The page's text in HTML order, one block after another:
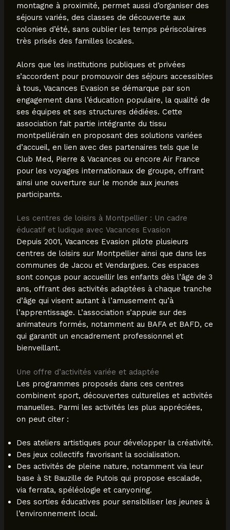
montagne à proximité, permet aussi d’organiser des
séjours variés, des classes de découverte aux
colonies d’été, sans oublier les temps périscolaires
très prisés des familles locales.
Alors que les institutions publiques et privées
s’accordent pour promouvoir des séjours accessibles
à tous, Vacances Evasion se démarque par son
engagement dans l’éducation populaire, la qualité de
ses équipes et ses structures dédiées. Cette
association fait partie intégrante du tissu
montpelliérain en proposant des solutions variées
d’accueil, en lien avec des partenaires tels que le
Club Med, Pierre & Vacances ou encore Air France
pour les voyages internationaux de groupe, offrant
ainsi une ouverture sur le monde aux jeunes
participants.
Les centres de loisirs à Montpellier : Un cadre
éducatif et ludique avec Vacances Evasion
Depuis 2001, Vacances Evasion pilote plusieurs
centres de loisirs sur Montpellier ainsi que dans les
communes de Jacou et Vendargues. Ces espaces
sont conçus pour accueillir les enfants dès l’âge de 3
ans, offrant des activités adaptées à chaque tranche
d’âge qui visent autant à l’amusement qu’à
l’apprentissage. L’association s’appuie sur des
animateurs formés, notamment au BAFA et BAFD, ce
qui garantit un encadrement professionnel et
bienveillant.
Une offre d’activités variée et adaptée
Les programmes proposés dans ces centres
combinent sport, découvertes culturelles et activités
manuelles. Parmi les activités les plus appréciées,
on peut citer :
Des ateliers artistiques pour développer la créativité.
Des jeux collectifs favorisant la socialisation.
Des activités de pleine nature, notamment via leur
base à St Bauzille de Putois qui propose escalade,
via ferrata, spéléologie et canyoning.
Des sorties éducatives pour sensibiliser les jeunes à
l’environnement local.